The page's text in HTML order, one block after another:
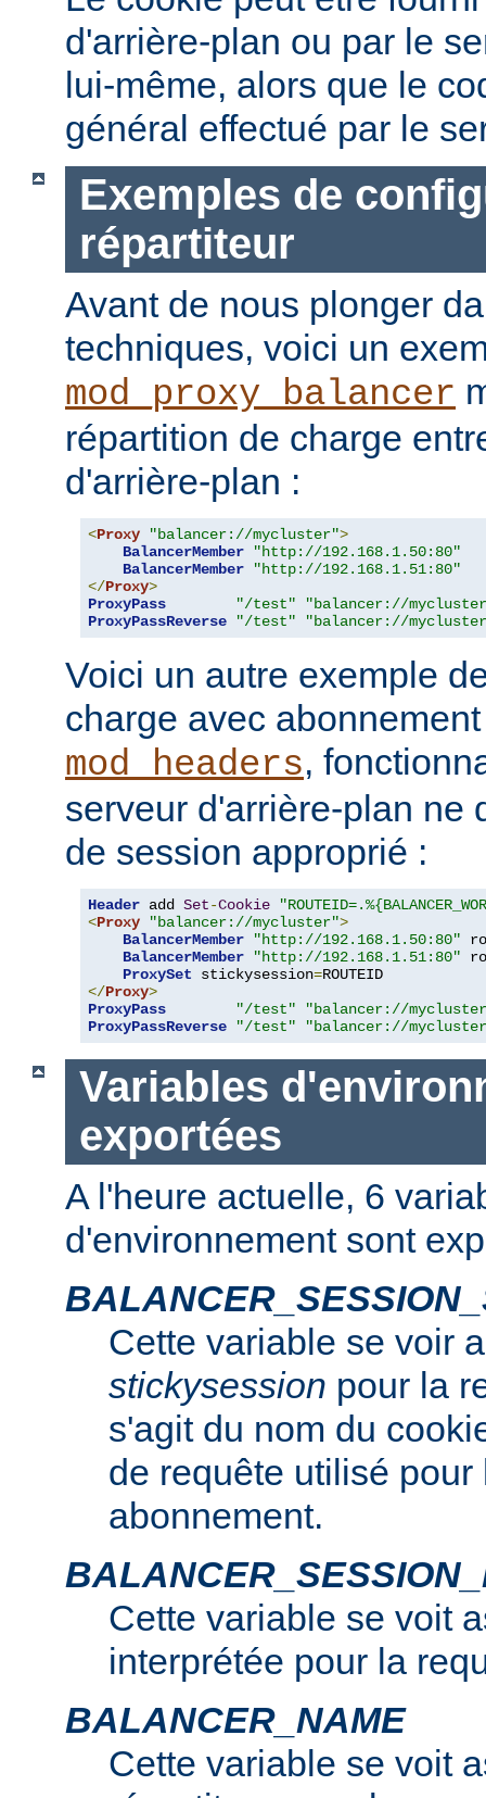
d'arrière-plan ou par le
lui-même, alors que le
général effectué par le
Exemples de
répartiteur
Avant de nous plonger
techniques, voici un
mod_proxy_balancer
répartition de charge
d'arrière-plan :
<Proxy "balancer://mycluster">
BalancerMember
"http://192.168.1.50:80"
BalancerMember
"http://192.168.1.51:80"
</Proxy>
ProxyPass
"/test"
"balancer://
ProxyPassReverse
"/test" "balancer://
Voici un autre exemple
charge avec
mod_headers,
serveur d'arrière-plan ne
de session approprié :
Header add Set-Cookie
<Proxy "balancer://mycluster">
BalancerMember
"http://192.168.1.50:80"
BalancerMember
"http://192.168.1.51:80"
ProxySet stickysession=
</Proxy>
ProxyPass
"/test"
"balancer://
ProxyPassReverse
"/test" "balancer://
Variables
exportées
A l'heure actuelle, 6
d'environnement sont
Cette variable se voir
stickysession pour la
s'agit du nom du
de requête utilisé
abonnement.
Cette variable se voit
interprétée pour la
BALANCER_NAME
Cette variable se voit